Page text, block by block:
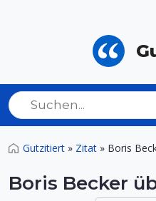
Gutzitiert » Zitat » Boris
Boris Becker